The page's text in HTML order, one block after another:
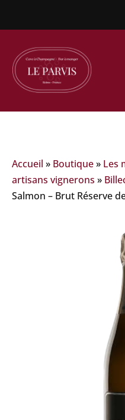
Accueil » Boutique» Les
artisans vignerons »
Salmon – Brut Réserve